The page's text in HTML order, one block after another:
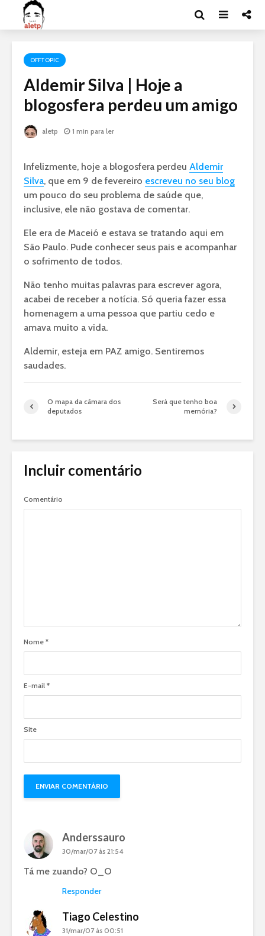
OFFTOPIC
Aldemir Silva | Hoje a
blogosfera perdeu um amigo
aletp 1 min para ler
Infelizmente, hoje a blogosfera perdeu Aldemir
Silva, que em 9 de fevereiro escreveu no seu blog
um pouco do seu problema de saúde que,
inclusive, ele não gostava de comentar.
Ele era de Maceió e estava se tratando aqui em
São Paulo. Pude conhecer seus pais e acompanhar
o sofrimento de todos.
Não tenho muitas palavras para escrever agora,
acabei de receber a notícia. Só queria fazer essa
homenagem a uma pessoa que partiu cedo e
amava muito a vida.
Aldemir, esteja em PAZ amigo. Sentiremos
saudades.
O mapa da câmara dos
deputados
Será que tenho boa
memória?
Incluir comentário
Comentário
Nome *
E-mail *
Site
Anderssauro
30/mar/07 às 21:54
Tá me zuando? O_O
Responder
Tiago Celestino
31/mar/07 às 00:51